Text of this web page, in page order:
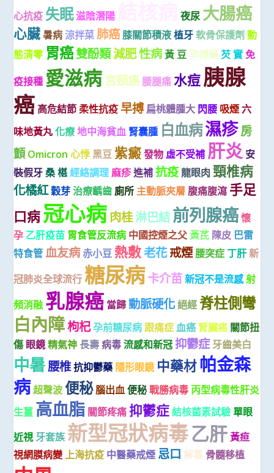
心抗疫 失眠滋陰潛陽 夜尿 大腸癌
心臟 暑病 涼拌菜 肺癌膝關節積液植牙 軟骨保護劑 動
態清零 胃癌雙酚類減肥性病黃 豆 早搏藥 芡 實 免
疫接種 愛滋病宮頸癌腰腿痛 水痘胰腺
癌 高危結節 柔性抗疫 早搏扁桃體腫大 閃腰 吸煙 六
味地黃丸 化療 地中海貧血 腎囊腫 白血病濕疹房
顫 Omicron 心悸 黑豆 紫癜 發物 虛不受補 肝炎 安
裝假牙 桑 椹 經絡調理 麻疹 進補 抗疫龍眼肉 頸椎病
化橘紅穀芽 治療齲齒 廁所 主動脈夾層 腹痛腹瀉 手足
口病冠心病肉桂淋巴結前列腺癌懷
孕 乙肝疫苗 胃食管反流病 中國控煙之父 黃芪 陳皮 巴雷
特食管 血友病赤小豆 熱敷老花戒煙腰突症 丁肝 新
冠肺炎全球流行 糖尿病卡介苗 新冠不是流感射
頻消融 乳腺癌 當歸 動脈硬化 絕經 脊柱側彎
白內障枸杞孕前糖尿病 跟痛症 血癌 腎臟癌 關節扭
傷 眼鏡精氣神 長壽 病毒 流感和新冠 抑鬱症 牙齒美白
中暑腰椎抗抑鬱藥 隱形眼鏡 中藥材帕金森
病超聲波 便秘腦出血 便秘 戰勝病毒 丙型病毒性肝炎
生薑 高血脂 關節疼痛 抑鬱症 結核菌素試驗 單眼
近視 牙套族 新型冠狀病毒乙肝 黃疸
視網膜病變上海抗疫 中醫藥戒煙 忌口 解暑 骨髓移植